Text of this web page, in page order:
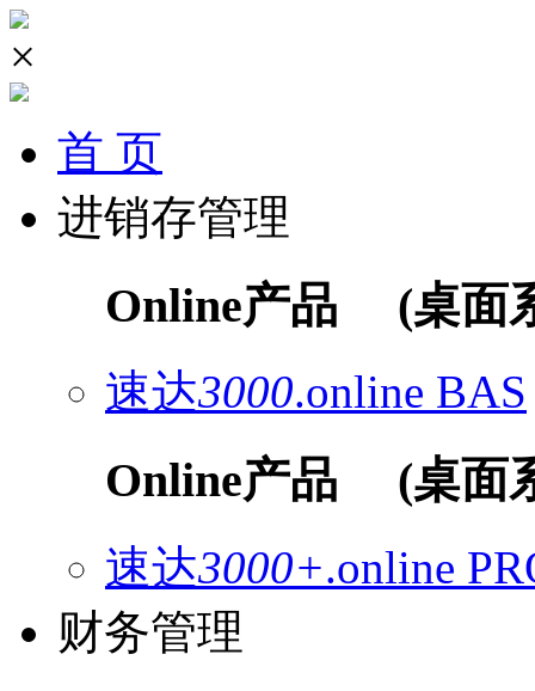
×
首 页
进销存管理
Online产品 (桌面
速达3000.online BAS
Online产品 (桌面
速达3000+.online
财务管理